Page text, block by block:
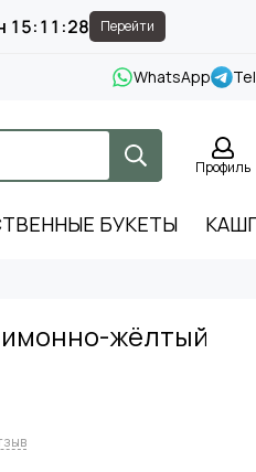
15:11:27 Перейти
WhatsApp
Профиль
БУКЕТЫ
жёлтый